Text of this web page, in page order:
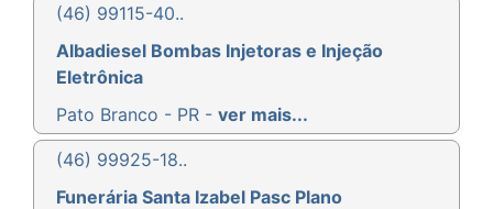
(46) 99115-40..
Albadiesel Bombas Injetoras e Injeção
Eletrônica
Pato Branco - PR - ver mais...
(46) 99925-18..
Funerária Santa Izabel Pasc Plano